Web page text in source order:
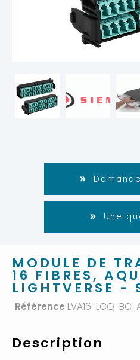
Une
MODULE DE
16 FIBRES,
LIGHTVERSE -
Référence LVA16-LCQ-BC-
Description